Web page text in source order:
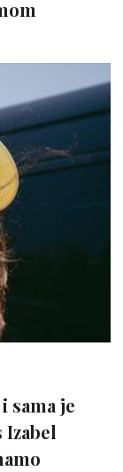
sama je
Izabel